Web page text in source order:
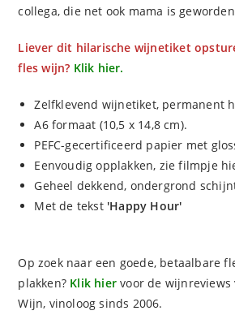
collega, die net ook mama is
Liever dit hilarische wijnetiket
fles wijn? Klik hier.
Zelfklevend wijnetiket, permanent
A6 formaat (10,5 x 14,8 cm).
PEFC-gecertificeerd papier met
Eenvoudig opplakken, zie filmpje
Geheel dekkend, ondergrond
Met de tekst 'Happy Hour'
Op zoek naar een goede, betaalbare
plakken? Klik hier voor de
Wijn, vinoloog sinds 2006.